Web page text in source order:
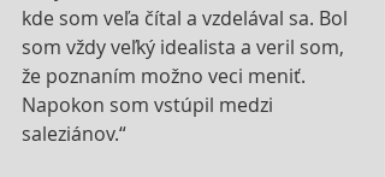
kde som veľa čítal a vzdelával sa. Bol
som vždy veľký idealista a veril som,
že poznaním možno veci meniť.
Napokon som vstúpil medzi
saleziánov.“